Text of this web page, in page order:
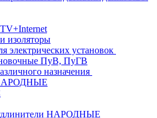
изоляторы
электрических установок
ПуВ, ПуГВ
назначения
НАРОДНЫЕ